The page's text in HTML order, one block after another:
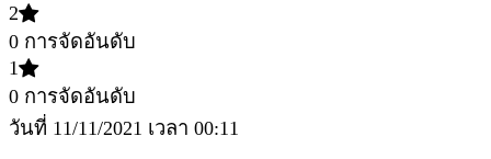
2
0 การจัดอันดับ
1
0 การจัดอันดับ
วันที่ 11/11/2021 เวลา 00:11